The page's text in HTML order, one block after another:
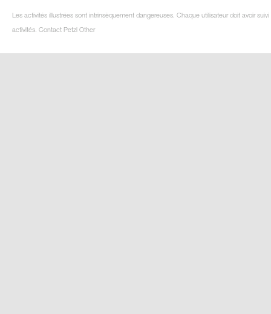
Les activités illustrées sont intrinsèquement dangereuses. Chaque utilisateur doit avoir
activités. Contact Petzl Other